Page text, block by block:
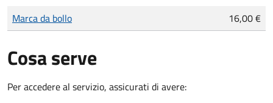
Tipo di pagamento
Importo
Marca da bollo 16,00 €
Cosa serve
Per accedere al servizio, assicurati di avere: